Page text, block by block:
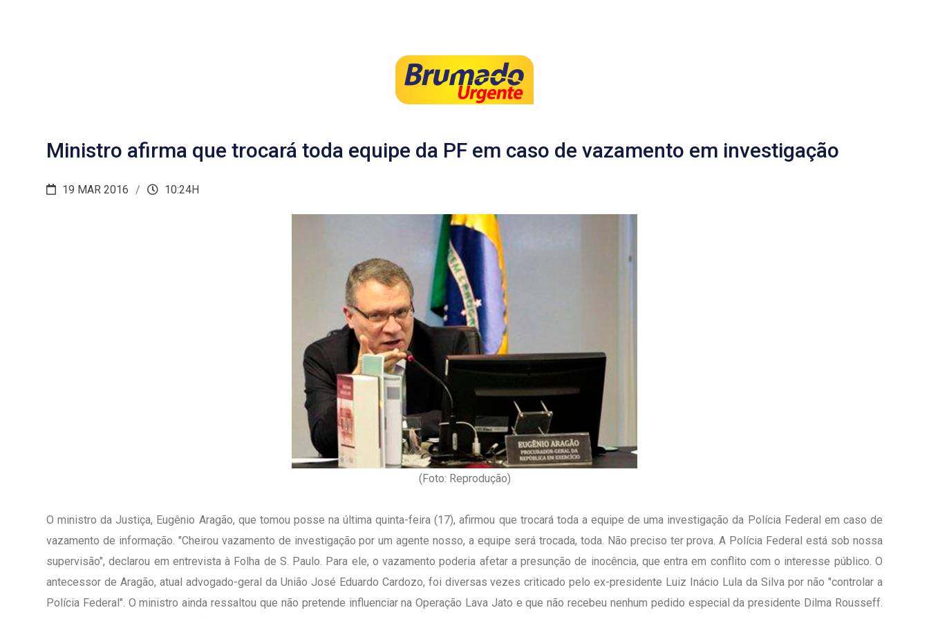
Ministro afirma que trocará toda equipe da PF em caso de vazamento em investigação
19 MAR 2016 10:24H
(Foto: Reprodução)
O ministro da Justiça, Eugênio Aragão, que tomou posse na última quinta-feira (17), afirmou que trocará toda a equipe de uma investigação da Polícia Federal em caso de
vazamento de informação. "Cheirou vazamento de investigação por um agente nosso, a equipe será trocada, toda. Não preciso ter prova. A Polícia Federal está sob nossa
supervisão", declarou em entrevista à Folha de S. Paulo. Para ele, o vazamento poderia afetar a presunção de inocência, que entra em conflito com o interesse público. O
antecessor de Aragão, atual advogado-geral da União José Eduardo Cardozo, foi diversas vezes criticado pelo ex-presidente Luiz Inácio Lula da Silva por não "controlar a
Polícia Federal". O ministro ainda ressaltou que não pretende influenciar na Operação Lava Jato e que não recebeu nenhum pedido especial da presidente Dilma Rousseff.